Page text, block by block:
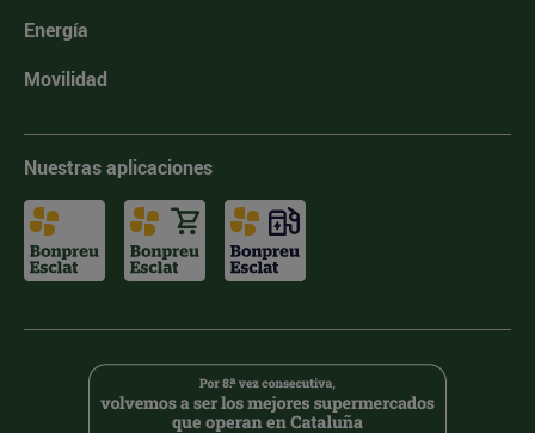
Energía
Movilidad
Nuestras aplicaciones